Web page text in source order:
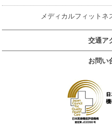
メディカルフィット
交通ア
お問い